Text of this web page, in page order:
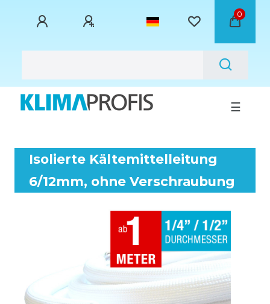
0
☰
Isolierte Kältemittelleitung
6/12mm, ohne Verschraubung